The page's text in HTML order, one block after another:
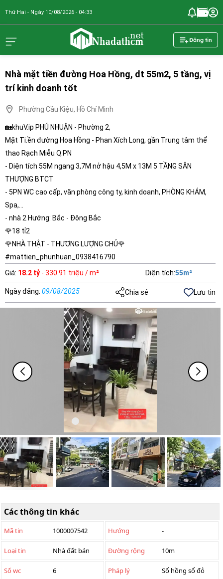
Thứ Hai - Ngày 10/08/2026 - 04:33
Đăng tin
Nhà mặt tiền đường Hoa Hồng, dt 55m2, 5 tầng, vị
trí kinh doanh tốt
Phường Cầu Kiệu, Hồ Chí Minh
🏡khuV.ip PHÚ NHUẬN - Phường 2,
Mặt Ti.ền đường Hoa Hồng - Phan Xích Long, gần Trung tâm thể
thao Rạch Miễu Q.PN
- Diện tích 55M ngang 3,7M nở hậu ️4,5M x 13M 5 TẦNG SÂN
THƯỢNG BTCT
- 5PN WC cao cấp, văn phòng công ty, kinh doanh, PHÒNG KHÁM,
Spa,...
-️ nhà 2 Hướng: Bắc - Đông Bắc
🌹18 tỉ2
🌹NHÀ THẬT - THƯƠNG LƯỢNG CHỦ🌹
#mattien_phunhuan_0938416790
Giá: 18.2 tỷ - 330.91 triệu / m² Diện tích:55m²
Ngày đăng: 09/08/2025 Chia sẻ Lưu tin
Các thông tin khác
Mã tin 1000007542 Hướng -
Loại tin Nhà đất bán Đường rộng 10m
Số wc 6 Pháp lý Sổ hồng sổ đỏ